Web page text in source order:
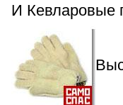
И Кевларовые